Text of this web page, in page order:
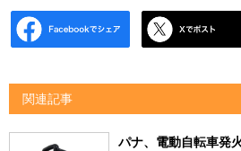
関連記事
パナ、電動自転車発